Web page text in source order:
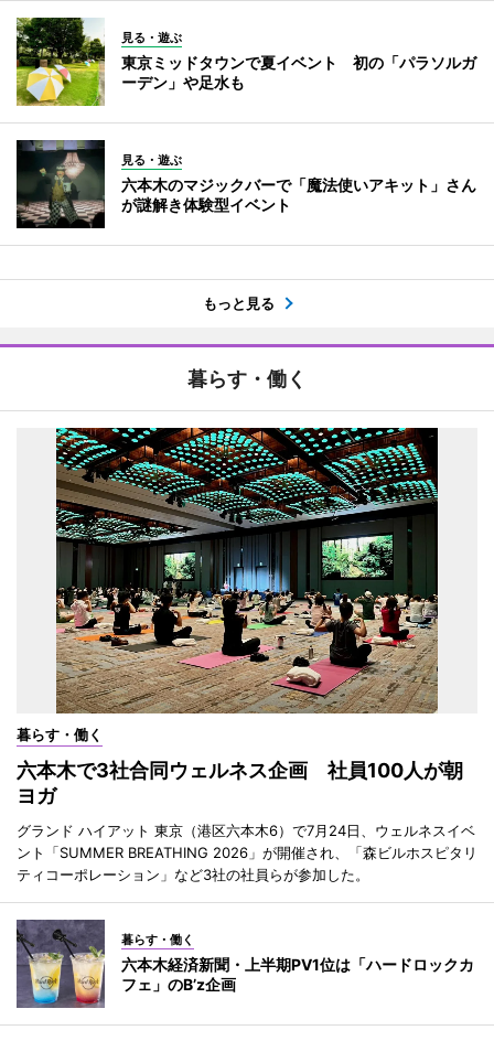
見る・遊ぶ
東京ミッドタウンで夏イベント 初の「パラソルガ
ーデン」や足水も
見る・遊ぶ
六本木のマジックバーで「魔法使いアキット」さん
が謎解き体験型イベント
もっと見る
暮らす・働く
暮らす・働く
六本木で3社合同ウェルネス企画 社員100人が朝
ヨガ
グランド ハイアット 東京（港区六本木6）で7月24日、ウェルネスイベ
ント「SUMMER BREATHING 2026」が開催され、「森ビルホスピタリ
ティコーポレーション」など3社の社員らが参加した。
暮らす・働く
六本木経済新聞・上半期PV1位は「ハードロックカ
フェ」のB’z企画